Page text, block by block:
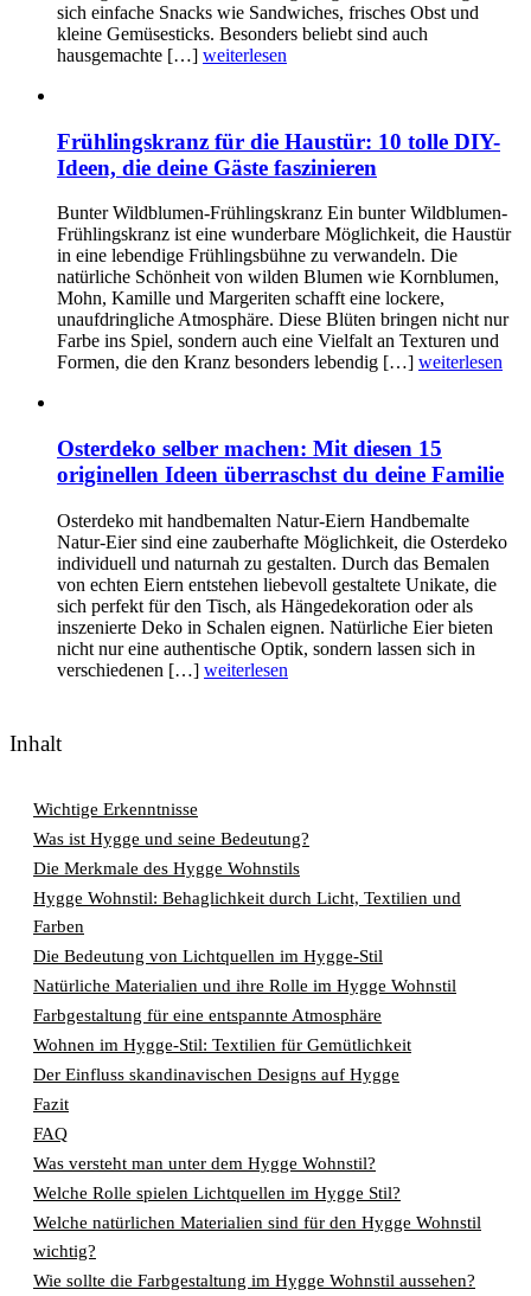
sich einfache Snacks wie Sandwiches, frisches Obst und
kleine Gemüsesticks. Besonders beliebt sind auch
hausgemachte […] weiterlesen
Frühlingskranz für die Haustür: 10 tolle DIY-
Ideen, die deine Gäste faszinieren
Bunter Wildblumen-Frühlingskranz Ein bunter Wildblumen-
Frühlingskranz ist eine wunderbare Möglichkeit, die Haustür
in eine lebendige Frühlingsbühne zu verwandeln. Die
natürliche Schönheit von wilden Blumen wie Kornblumen,
Mohn, Kamille und Margeriten schafft eine lockere,
unaufdringliche Atmosphäre. Diese Blüten bringen nicht nur
Farbe ins Spiel, sondern auch eine Vielfalt an Texturen und
Formen, die den Kranz besonders lebendig […] weiterlesen
Osterdeko selber machen: Mit diesen 15
originellen Ideen überraschst du deine Familie
Osterdeko mit handbemalten Natur-Eiern Handbemalte
Natur-Eier sind eine zauberhafte Möglichkeit, die Osterdeko
individuell und naturnah zu gestalten. Durch das Bemalen
von echten Eiern entstehen liebevoll gestaltete Unikate, die
sich perfekt für den Tisch, als Hängedekoration oder als
inszenierte Deko in Schalen eignen. Natürliche Eier bieten
nicht nur eine authentische Optik, sondern lassen sich in
verschiedenen […] weiterlesen
Inhalt
Wichtige Erkenntnisse
Was ist Hygge und seine Bedeutung?
Die Merkmale des Hygge Wohnstils
Hygge Wohnstil: Behaglichkeit durch Licht, Textilien und
Farben
Die Bedeutung von Lichtquellen im Hygge-Stil
Natürliche Materialien und ihre Rolle im Hygge Wohnstil
Farbgestaltung für eine entspannte Atmosphäre
Wohnen im Hygge-Stil: Textilien für Gemütlichkeit
Der Einfluss skandinavischen Designs auf Hygge
Fazit
FAQ
Was versteht man unter dem Hygge Wohnstil?
Welche Rolle spielen Lichtquellen im Hygge Stil?
Welche natürlichen Materialien sind für den Hygge Wohnstil
wichtig?
Wie sollte die Farbgestaltung im Hygge Wohnstil aussehen?